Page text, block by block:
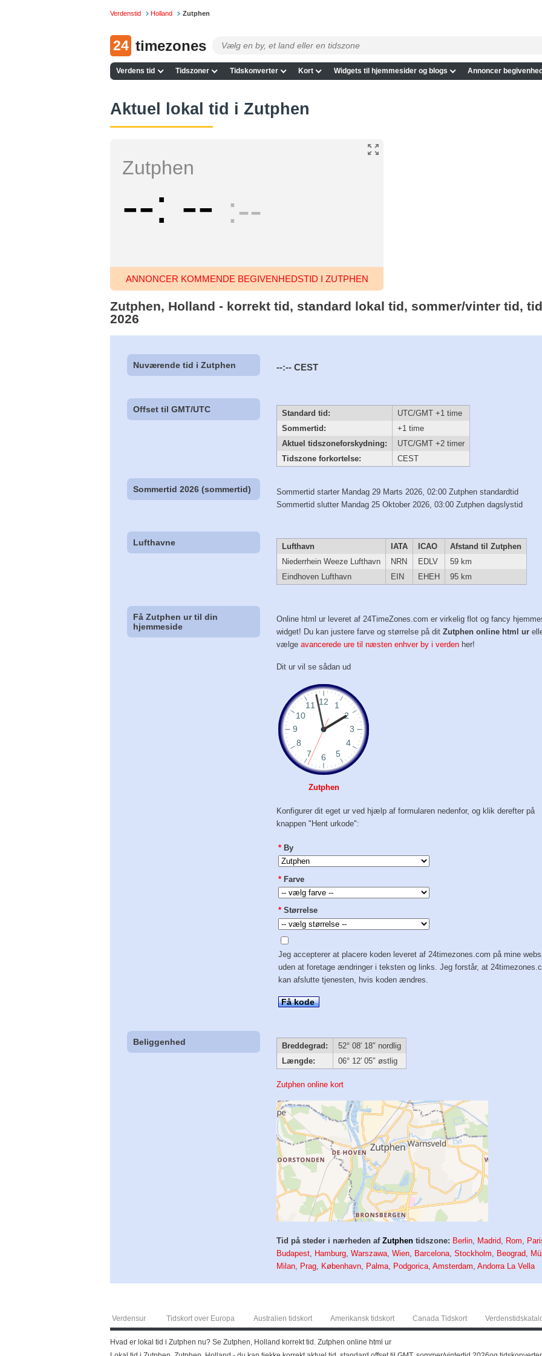
Verdenstid Holland Zutphen
24 timezones
Verdens tid Tidszoner Tidskonverter Kort Widgets til hjemmesider og blogs Annoncer
Aktuel lokal tid i Zutphen
Zutphen
-- -- --
ANNONCER KOMMENDE BEGIVENHEDSTID I ZUTPHEN
Zutphen, Holland - korrekt tid, standard lokal tid, sommer/vinter tid,
2026
Nuværende tid i Zutphen --:-- CEST
Offset til GMT/UTC Standard tid:
UTC/GMT +1 time
Sommertid:
+1 time
Aktuel tidszoneforskydning:
UTC/GMT +2 timer
Tidszone forkortelse:
CEST
Sommertid 2026 (sommertid)
Sommertid starter Mandag 29 Marts 2026, 02:00 Zutphen standardtid
Sommertid slutter Mandag 25 Oktober 2026, 03:00 Zutphen dagslystid
Lufthavne Lufthavn IATA ICAO
Afstand til Zutphen
Niederrhein Weeze Lufthavn
NRN EDLV
59 km
Eindhoven Lufthavn
EIN EHEH 95 km
Få Zutphen ur til din
hjemmeside
Online html ur leveret af 24TimeZones.com er virkelig flot og fancy
widget! Du kan justere farve og størrelse på ditZutphen online html ur
vælgeavancerede ure til næsten enhver by i verden her!
Dit ur vil se sådan ud
Zutphen
Konfigurer dit eget ur ved hjælp af formularen nedenfor, og klik derefter på
knappen "Hent urkode":
* By
* Farve
* Størrelse
Jeg accepterer at placere koden leveret af 24timezones.com på mine
uden at foretage ændringer i teksten og links. Jeg forstår, at
kan afslutte tjenesten, hvis koden ændres.
Få kode
Beliggenhed Breddegrad:
52° 08′ 18″ nordlig
Længde:
06° 12′ 05″ østlig
Zutphen online kort
Tid på steder i nærheden afZutphen tidszone: Berlin, Madrid, Rom,
Budapest, Hamburg,Warszawa,Wien, Barcelona,Stockholm, Beograd,
Milan, Prag, København, Palma, Podgorica,Amsterdam,Andorra La Vella
Verdensur Tidskort over Europa Australien tidskort Amerikansk tidskort Canada Tidskort
Hvad er lokal tid i Zutphen nu? Se Zutphen, Holland korrekt tid. Zutphen online html ur